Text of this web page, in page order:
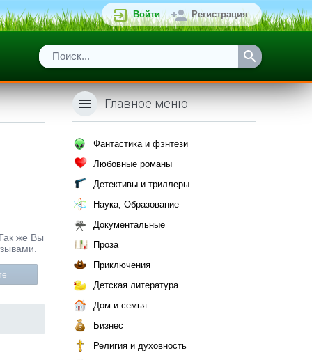
Войти Регистрация
же Вы
Главное меню
Фантастика и фэнтези
Любовные романы
Детективы и триллеры
Наука, Образование
Документальные
Проза
Приключения
Детская литература
Дом и семья
Бизнес
Религия и духовность